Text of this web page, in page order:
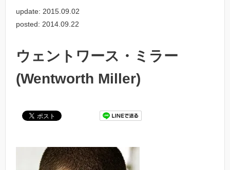
update: 2015.09.02
posted: 2014.09.22
ウェントワース・ミラー
(Wentworth Miller)